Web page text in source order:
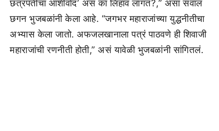
छत्रपतींचा आशीर्वाद’ असं का लिहावं लागतं?,” असा सवाल
छगन भुजबळांनी केला आहे. “जगभर महाराजांच्या युद्धनीतीचा
अभ्यास केला जातो. अफजलखानाला पत्रं पाठवणे ही शिवाजी
महाराजांची रणनीती होती,” असं यावेळी भुजबळांनी सांगितलं.